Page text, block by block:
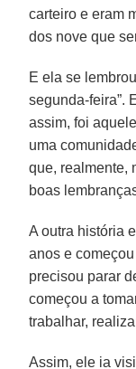
carteiro e eram
dos nove que
E ela se
segunda-feira”.
assim, foi
uma
que, realmente,
boas
A outra história
anos e
precisou parar
começou a
trabalhar,
Assim, ele ia